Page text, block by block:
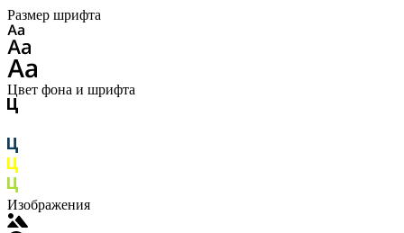
Размер шрифта
Цвет фона и шрифта
Изображения